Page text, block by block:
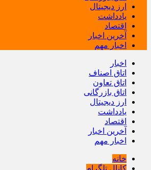
ارز دیجیتال
یادداشت
اقتصاد
آخرین اخبار
اخبار مهم
اخبار
اتاق اصناف
اتاق تعاون
اتاق بازرگانی
ارز دیجیتال
یادداشت
اقتصاد
آخرین اخبار
اخبار مهم
خانه
کانال تلگرام